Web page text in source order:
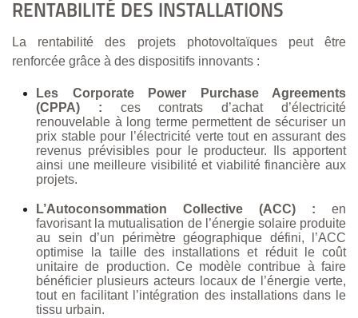
RENTABILITÉ DES INSTALLATIONS
La rentabilité des projets photovoltaïques peut être
renforcée grâce à des dispositifs innovants :
Les Corporate Power Purchase Agreements
(CPPA) : ces contrats d’achat d’électricité
renouvelable à long terme permettent de sécuriser un
prix stable pour l’électricité verte tout en assurant des
revenus prévisibles pour le producteur. Ils apportent
ainsi une meilleure visibilité et viabilité financière aux
projets.
L’Autoconsommation Collective (ACC) : en
favorisant la mutualisation de l’énergie solaire produite
au sein d’un périmètre géographique défini, l’ACC
optimise la taille des installations et réduit le coût
unitaire de production. Ce modèle contribue à faire
bénéficier plusieurs acteurs locaux de l’énergie verte,
tout en facilitant l’intégration des installations dans le
tissu urbain.